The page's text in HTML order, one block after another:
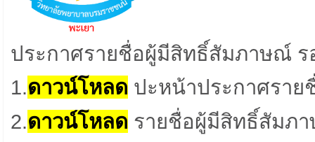
ประกาศรายชื่อผู้มีสิทธิ์สัมภาษณ์ ร
1.ดาวน์โหลด ปะหน้าประกาศรา
2.ดาวน์โหลด รายชื่อผู้มีสิทธิ์สัมภา